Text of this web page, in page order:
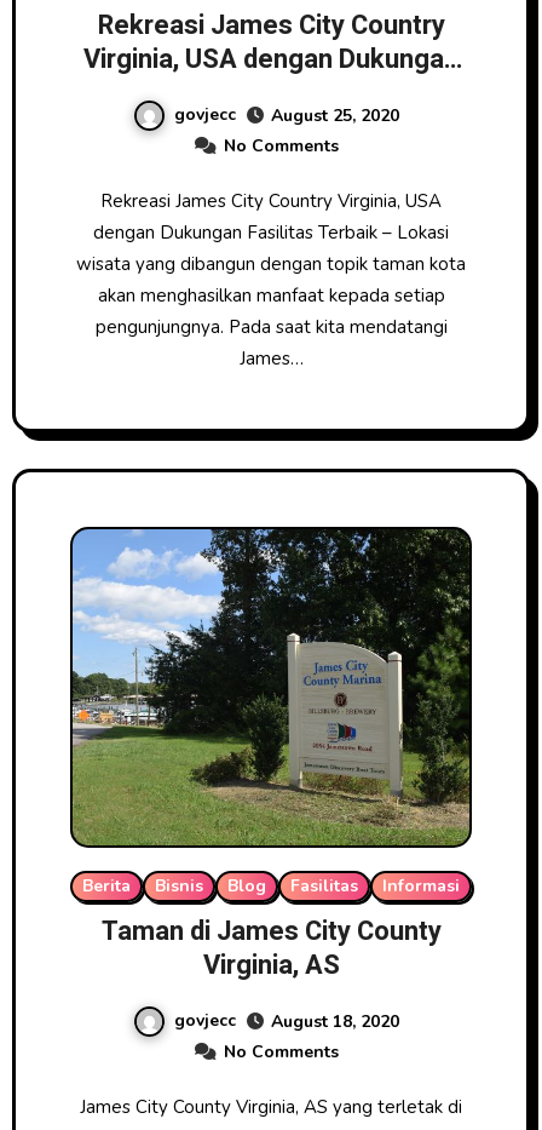
Rekreasi James City Country
Virginia, USA dengan Dukungan
govjecc
August 25, 2020
No Comments
Rekreasi James City Country Virginia, USA
dengan Dukungan Fasilitas Terbaik – Lokasi
wisata yang dibangun dengan topik taman kota
akan menghasilkan manfaat kepada setiap
pengunjungnya. Pada saat kita mendatangi
James…
Berita Bisnis Blog Fasilitas Informasi
Taman di James City County
Virginia, AS
govjecc
August 18, 2020
No Comments
James City County Virginia, AS yang terletak di